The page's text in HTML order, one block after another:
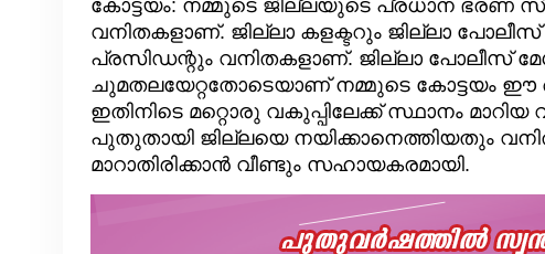
കോട്ടയം: നമ്മുടെ ജില്ലയുടെ പ്രധാന ഭരണ
വനിതകളാണ്. ജില്ലാ കളക്ടറും ജില്ലാ
പ്രസിഡന്റും വനിതകളാണ്. ജില്ലാ പോലീസ്
ചുമതലയേറ്റതോടെയാണ് നമ്മുടെ കോട്ടയം
ഇതിനിടെ മറ്റൊരു വകുപ്പിലേക്ക് സ്ഥാനം മാറിയ
പുതുതായി ജില്ലയെ നയിക്കാനെത്തിയതും
മാറാതിരിക്കാൻ വീണ്ടും സഹായകരമായി.